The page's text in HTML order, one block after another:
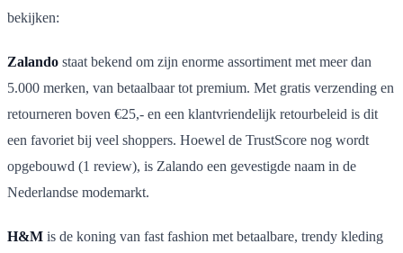
bekijken:
Zalando staat bekend om zijn enorme assortiment met meer dan
5.000 merken, van betaalbaar tot premium. Met gratis verzending en
retourneren boven €25,- en een klantvriendelijk retourbeleid is dit
een favoriet bij veel shoppers. Hoewel de TrustScore nog wordt
opgebouwd (1 review), is Zalando een gevestigde naam in de
Nederlandse modemarkt.
H&M is de koning van fast fashion met betaalbare, trendy kleding